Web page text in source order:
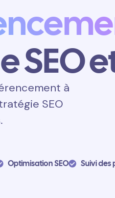
SEO
à
SEO
Optimisation SEO Suivi des